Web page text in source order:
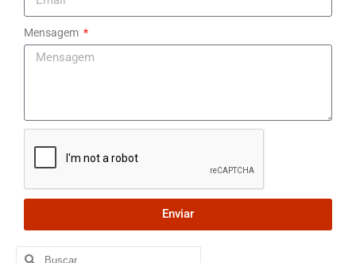
Sindicalize-se
Seus Direitos
Registro em Carteira
Salário Normativo
Seguro Desemprego
Direitos Trabalhistas – Outros
Boletins
Mensagem
Enviar